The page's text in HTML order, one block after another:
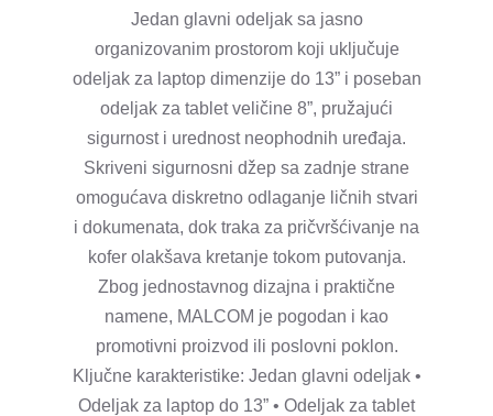
Jedan glavni odeljak sa jasno
organizovanim prostorom koji uključuje
odeljak za laptop dimenzije do 13” i poseban
odeljak za tablet veličine 8”, pružajući
sigurnost i urednost neophodnih uređaja.
Skriveni sigurnosni džep sa zadnje strane
omogućava diskretno odlaganje ličnih stvari
i dokumenata, dok traka za pričvršćivanje na
kofer olakšava kretanje tokom putovanja.
Zbog jednostavnog dizajna i praktične
namene, MALCOM je pogodan i kao
promotivni proizvod ili poslovni poklon.
Ključne karakteristike: Jedan glavni odeljak •
Odeljak za laptop do 13” • Odeljak za tablet